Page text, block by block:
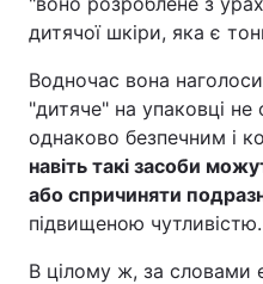
дитячої шкіри, яка є
Водночас вона
"дитяче" на упаковці
однаково безпечним і
навіть такі засоби
або спричиняти
підвищеною чутливістю.
В цілому ж, за словами